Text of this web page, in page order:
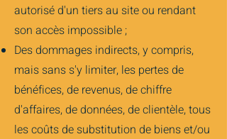
autorisé d'un tiers au site ou rendant
son accès impossible ;
Des dommages indirects, y compris,
mais sans s'y limiter, les pertes de
bénéfices, de revenus, de chiffre
d'affaires, de données, de clientèle, tous
les coûts de substitution de biens et/ou